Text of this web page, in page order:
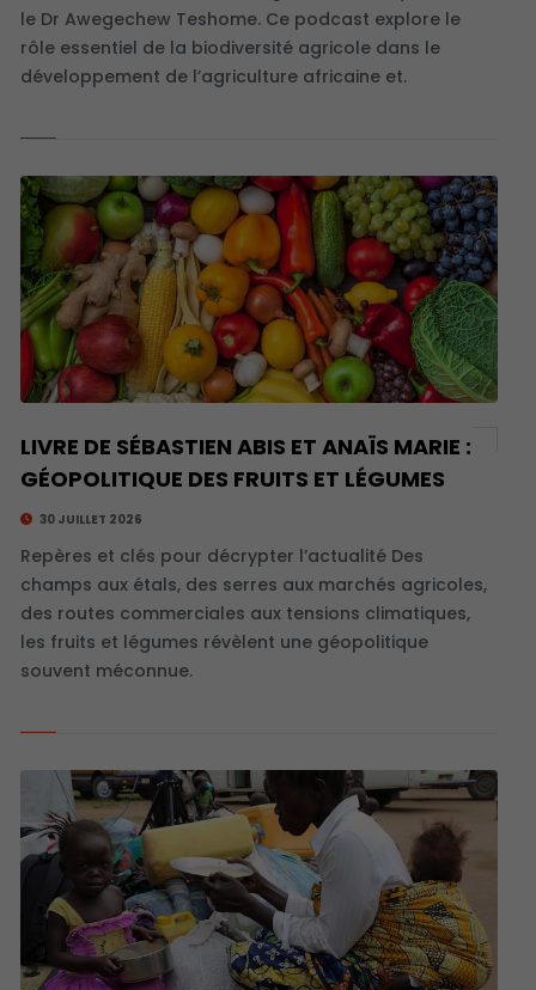
le Dr Awegechew Teshome. Ce podcast explore le
rôle essentiel de la biodiversité agricole dans le
développement de l’agriculture africaine et.
LIVRE DE SÉBASTIEN ABIS ET ANAÏS MARIE :
GÉOPOLITIQUE DES FRUITS ET LÉGUMES
30 JUILLET 2026
Repères et clés pour décrypter l’actualité Des
champs aux étals, des serres aux marchés agricoles,
des routes commerciales aux tensions climatiques,
les fruits et légumes révèlent une géopolitique
souvent méconnue.